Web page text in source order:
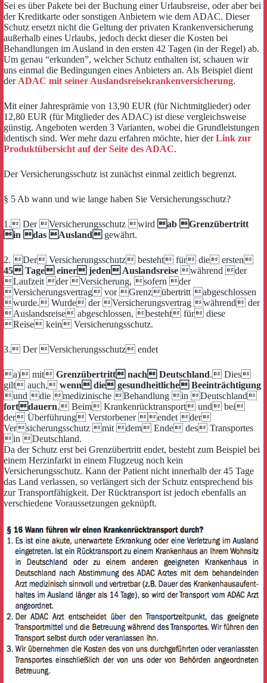
Sei es über Pakete bei der Buchung einer Urlaubsreise, oder aber bei
der Kreditkarte oder sonstigen Anbietern wie dem ADAC. Dieser
Schutz ersetzt nicht die Geltung der privaten Krankenversicherung
außerhalb eines Urlaubs, jedoch deckt dieser die Kosten bei
Behandlungen im Ausland in den ersten 42 Tagen (in der Regel) ab.
Um genau “erkunden”, welcher Schutz enthalten ist, schauen wir
uns einmal die Bedingungen eines Anbieters an. Als Beispiel dient
der ADAC mit seiner Auslandsreisekrankenversicherung.
Mit einer Jahresprämie von 13,90 EUR (für Nichtmitglieder) oder
12,80 EUR (für Mitglieder des ADAC) ist diese vergleichsweise
günstig. Angeboten werden 3 Varianten, wobei die Grundleistungen
identisch sind. Wer mehr dazu erfahren möchte, hier derLink zur
Produktübersicht auf der Seite des ADAC.
Der Versicherungsschutz ist zunächst einmal zeitlich begrenzt.
§ 5 Ab wann und wie lange haben Sie Versicherungsschutz?
1. Der Versicherungsschutz wird ab Grenzübertritt
in das Auslandgewährt.
2. Der Versicherungsschutz besteht für die ersten
45 Tage einer jeden Auslandsreise während der
Laufzeit der Versicherung, sofern der
Versicherungsvertrag vor Grenzübertritt abgeschlossen
wurde. Wurde der Versicherungsvertrag während der
Auslandsreise abgeschlossen, besteht für diese
Reise kein Versicherungsschutz.
3. Der Versicherungsschutz endet
a) mit Grenzübertritt nach Deutschland. Dies
gilt auch, wenn die gesundheitliche Beeinträchtigung
und die medizinische Behandlung in Deutschland
fortdauern. Beim Krankenrücktransport und bei
der Überführung Verstorbener endet der
Versicherungsschutz mit dem Ende des Transportes
in Deutschland.
Da der Schutz erst bei Grenzübertritt endet, besteht zum Beispiel bei
einem Herzinfarkt in einem Flugzeug noch kein
Versicherungsschutz. Kann der Patient nicht innerhalb der 45 Tage
das Land verlassen, so verlängert sich der Schutz entsprechend bis
zur Transportfähigkeit. Der Rücktransport ist jedoch ebenfalls an
verschiedene Voraussetzungen geknüpft.